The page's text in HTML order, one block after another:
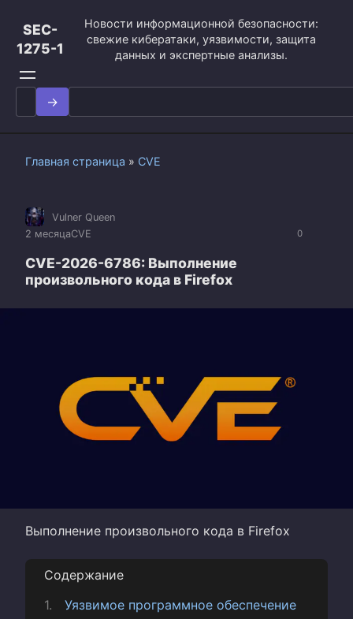
контенту
SEC-
1275-1
Новости информационной безопасности:
свежие кибератаки, уязвимости, защита
данных и экспертные анализы.
Search
for:
Главная страница » CVE
0
Vulner Queen
2 месяцаCVE
CVE-2026-6786: Выполнение
произвольного кода в Firefox
Выполнение произвольного кода в Firefox
Содержание
Уязвимое программное обеспечение